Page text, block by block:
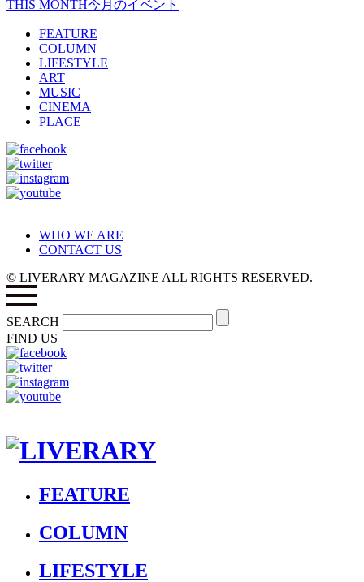
THIS MONTH今月のイベント
FEATURE
COLUMN
LIFESTYLE
ART
MUSIC
CINEMA
PLACE
WHO WE ARE
CONTACT US
© LIVERARY MAGAZINE ALL RIGHTS RESERVED.
SEARCH
FIND US
FEATURE
COLUMN
LIFESTYLE